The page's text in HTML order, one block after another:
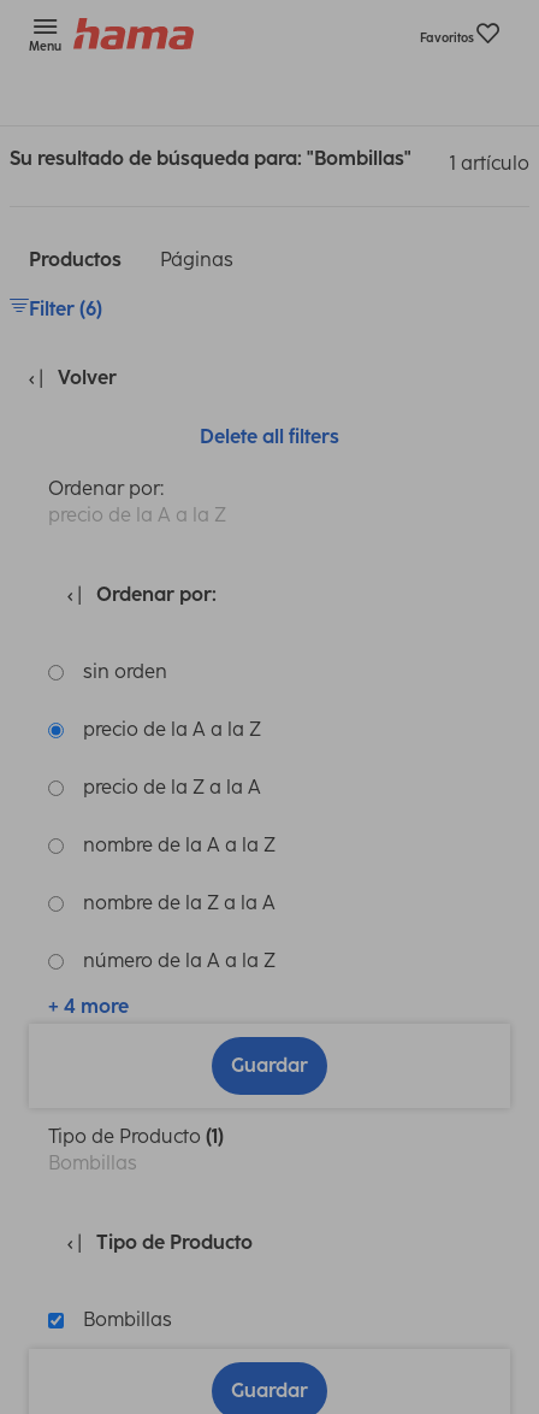
Menu
Favoritos
Su resultado de búsqueda para: "Bombillas" 1 artículo
Productos Páginas
Filter (6)
Volver
Delete all filters
Ordenar por:
precio de la A a la Z
Ordenar por:
sin orden
precio de la A a la Z
precio de la Z a la A
nombre de la A a la Z
nombre de la Z a la A
número de la A a la Z
+ 4 more
Guardar
Tipo de Producto (1)
Bombillas
Tipo de Producto
Bombillas
Guardar